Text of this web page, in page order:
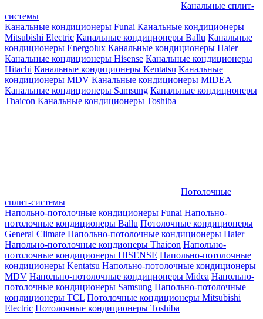
Канальные сплит-
системы
Канальные кондиционеры Funai Канальные кондиционеры
Mitsubishi Electric Канальные кондиционеры Ballu Канальные
кондиционеры Energolux Канальные кондиционеры Haier
Канальные кондиционеры Hisense Канальные кондиционеры
Hitachi Канальные кондиционеры Kentatsu Канальные
кондиционеры MDV Канальные кондиционеры MIDEA
Канальные кондиционеры Samsung Канальные кондиционеры
Thaicon Канальные кондиционеры Toshiba
Потолочные
сплит-системы
Напольно-потолочные кондиционеры Funai Напольно-
потолочные кондиционеры Ballu Потолочные кондиционеры
General Climate Напольно-потолочные кондиционеры Haier
Напольно-потолочные кондионеры Thaicon Напольно-
потолочные кондиционеры HISENSE Напольно-потолочные
кондиционеры Kentatsu Напольно-потолочные кондиционеры
MDV Напольно-потолочные кондиционеры Midea Напольно-
потолочные кондиционеры Samsung Напольно-потолочные
кондиционеры TCL Потолочные кондиционеры Mitsubishi
Electric Потолочные кондиционеры Toshiba